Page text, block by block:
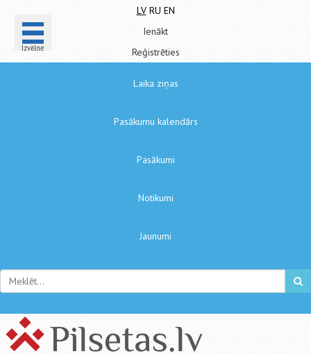
Izvēlne
LV RU EN
Ienākt
Reģistrēties
Laika ziņas
Pasākumu kalendārs
Pasākumi
Notikumi
Jaunumi